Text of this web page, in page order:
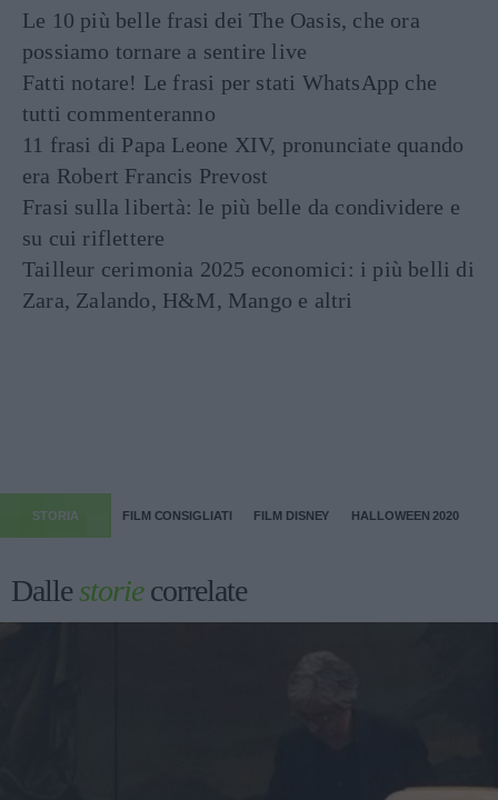
Le 10 più belle frasi dei The Oasis, che ora
possiamo tornare a sentire live
Fatti notare! Le frasi per stati WhatsApp che
tutti commenteranno
11 frasi di Papa Leone XIV, pronunciate quando
era Robert Francis Prevost
Frasi sulla libertà: le più belle da condividere e
su cui riflettere
Tailleur cerimonia 2025 economici: i più belli di
Zara, Zalando, H&M, Mango e altri
STORIA FILM CONSIGLIATI FILM DISNEY HALLOWEEN 2020
Dallestoriecorrelate